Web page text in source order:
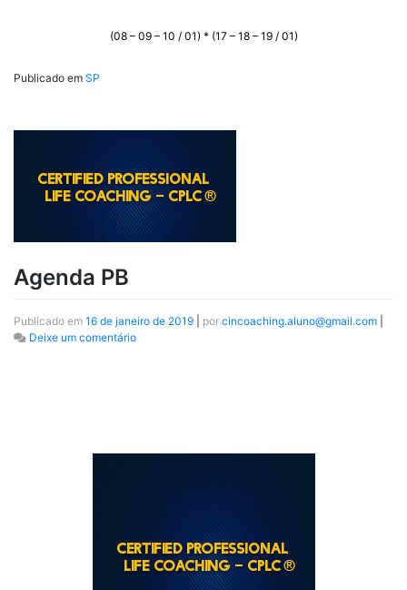
(08 – 09 – 10 / 01) * (17 – 18 – 19 / 01)
Publicado em SP
Agenda PB
Publicado em 16 de janeiro de 2019 por cincoaching.aluno@gmail.com
Deixe um comentário